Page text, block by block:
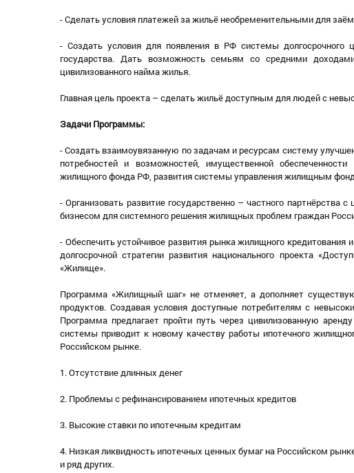
- Сделать условия платежей за жильё необременительными для
- Создать условия для появления в РФ системы
государства. Дать возможность семьям со средними
цивилизованного найма жилья.
Главная цель проекта – сделать жильё доступным для людей с
Задачи Программы:
- Создать взаимоувязанную по задачам и ресурсам систему
потребностей и возможностей, имущественной
жилищного фонда РФ, развития системы управления жилищным
- Организовать развитие государственно – частного партнёрства
бизнесом для системного решения жилищных проблем граждан
- Обеспечить устойчивое развития рынка жилищного кредитования
долгосрочной стратегии развития национального проекта
«Жилище».
Программа «Жилищный шаг» не отменяет, а дополняет
продуктов. Создавая условия доступные потребителям с
Программа предлагает пройти путь через цивилизованную
системы приводит к новому качеству работы ипотечного
Российском рынке.
1. Отсутствие длинных денег
2. Проблемы с рефинансированием ипотечных кредитов
3. Высокие ставки по ипотечным кредитам
4. Низкая ликвидность ипотечных ценных бумаг на Российском
и ряд других.